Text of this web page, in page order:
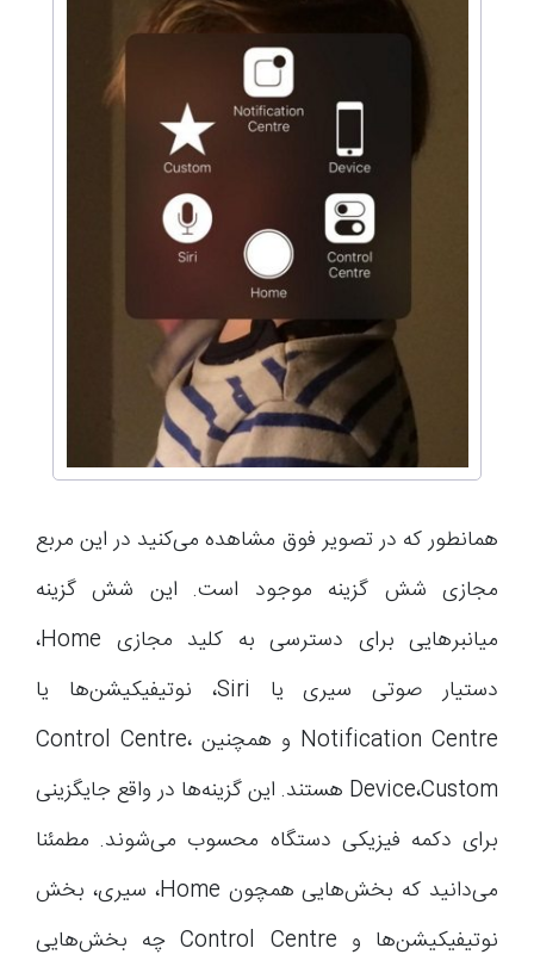
همانطور که در تصویر فوق مشاهده می‌کنید در این مربع
مجازی شش گزینه موجود است. این شش گزینه
میانبرهایی برای دسترسی به کلید مجازی Home،
دستیار صوتی سیری یا Siri، نوتیفیکیشن‌ها یا
Notification Centre و همچنین Control Centre،
Device،Custom هستند. این گزینه‌ها در واقع جایگزینی
برای دکمه‌ فیزیکی دستگاه محسوب می‌شوند. مطمئنا
می‌دانید که بخش‌هایی همچون Home، سیری، بخش
نوتیفیکیشن‌ها و Control Centre چه بخش‌هایی